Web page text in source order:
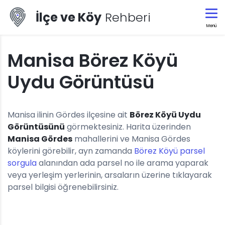
İlçe ve Köy Rehberi
Menü
Manisa Börez Köyü
Uydu Görüntüsü
Manisa ilinin Gördes ilçesine ait Börez Köyü Uydu
Görüntüsünü görmektesiniz. Harita üzerinden
Manisa Gördes mahallerini ve Manisa Gördes
köylerini görebilir, ayn zamanda Börez Köyü parsel
sorgulaalanından ada parsel no ile arama yaparak
veya yerleşim yerlerinin, arsaların üzerine tıklayarak
parsel bilgisi öğrenebilirsiniz.